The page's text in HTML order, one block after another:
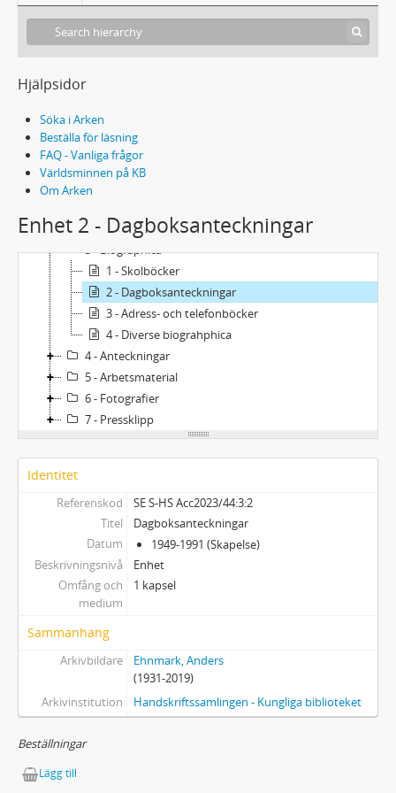
Hjälpsidor
Söka i Arken
Beställa för läsning
FAQ - Vanliga frågor
Världsminnen på KB
Om Arken
Enhet 2 - Dagboksanteckningar
Acc2023/44 - Anders Ehnmarks arkiv
2 - Manuskript
3 - Biographica
1 - Skolböcker
2 - Dagboksanteckningar
3 - Adress- och telefonböcker
4 - Diverse biograhphica
4 - Anteckningar
5 - Arbetsmaterial
6 - Fotografier
7 - Pressklipp
Identitet
Referenskod
SE S-HS Acc2023/44:3:2
Titel
Dagboksanteckningar
Datum
1949-1991 (Skapelse)
Beskrivningsnivå
Enhet
Omfång och
medium
1 kapsel
Sammanhang
Arkivbildare
Ehnmark, Anders
(1931-2019)
Arkivinstitution
Handskriftssamlingen - Kungliga biblioteket
Beställningar
Lägg till